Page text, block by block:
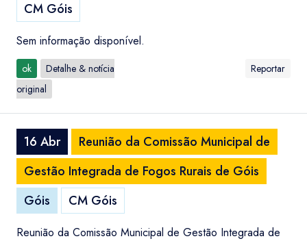
CM Góis
Sem informação disponível.
ok
Detalhe & notícia
original
Reportar
16 Abr
Reunião da Comissão Municipal de
Gestão Integrada de Fogos Rurais de Góis
Góis
CM Góis
Reunião da Comissão Municipal de Gestão Integrada de